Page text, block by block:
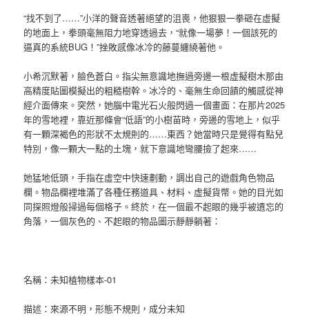
“找不到了……”小洋的聲音透著絕望的沮喪，他狠狠一拳砸在虛擬
的地面上，拳頭毫無阻力地穿透過去，“就像一場夢！一個該死的
逼真的系統BUG！”挫敗感像冰冷的藤蔓纏繞著他。
小希沉默著，臉色蒼白。指尖無意識地撫過旁邊一根虛擬樹木那由
高精度貼圖模擬出的粗糙樹幹。冰冷的、毫無生命回饋的觸感從神
經介面傳來。突然，她腦中電光石火般閃過一個畫面：在那片2025
年的雪地裡，靠近那條會“低語”的小樹苗時，旁邊的雪地上，似乎
有一顆深褐色的形狀不太規則的……東西？她當時只是覺得有點兒
特別，像一顆大一點的土塊，就下意識地彎腰撿了起來……
她猛地低頭，手指在虛空中快速劃動，調出自己的遊戲角色物品
欄。物品欄裡堆滿了各種任務道具、材料、虛擬貨幣。她的目光如
同探照燈般掃過每個格子。終於，在一個最不起眼的幾乎被遺忘的
角落，一個灰色的、不起眼的物品圖示靜靜躺著：
名稱：未知植物樣本-01
描述：來源不明，形態不規則，成分未知